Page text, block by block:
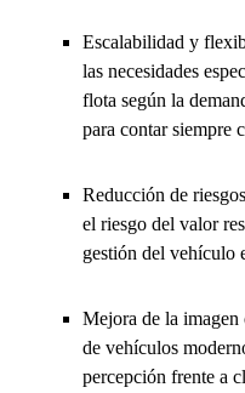
Escalabilidad y
las necesidades
flota según la
para contar siempre
Reducción de
el riesgo del valor
gestión del vehículo
Mejora de la
de vehículos
percepción frente a